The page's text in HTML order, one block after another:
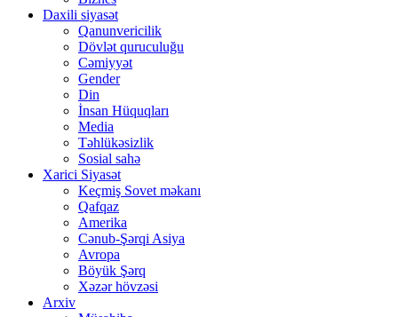
Daxili siyasət
Qanunvericilik
Dövlət quruculuğu
Cəmiyyət
Gender
Din
İnsan Hüquqları
Media
Təhlükəsizlik
Sosial sahə
Xarici Siyasət
Keçmiş Sovet məkanı
Qafqaz
Amerika
Cənub-Şərqi Asiya
Avropa
Böyük Şərq
Xəzər hövzəsi
Arxiv